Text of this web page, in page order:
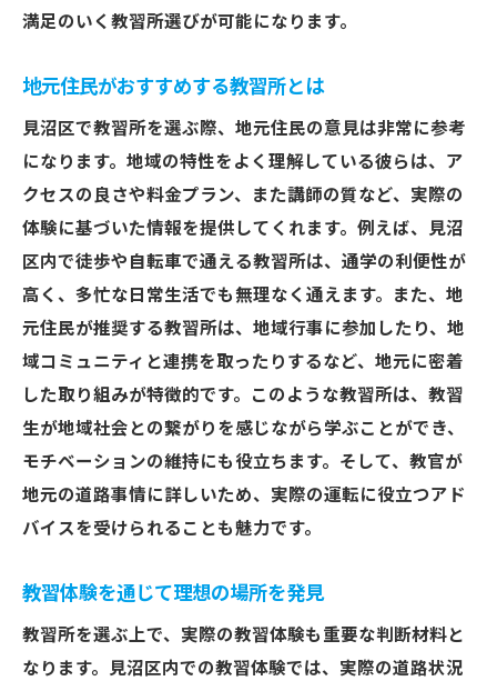
満足のいく教習所選びが可能になります。
地元住民がおすすめする教習所とは
見沼区で教習所を選ぶ際、地元住民の意見は非常に参考
になります。地域の特性をよく理解している彼らは、ア
クセスの良さや料金プラン、また講師の質など、実際の
体験に基づいた情報を提供してくれます。例えば、見沼
区内で徒歩や自転車で通える教習所は、通学の利便性が
高く、多忙な日常生活でも無理なく通えます。また、地
元住民が推奨する教習所は、地域行事に参加したり、地
域コミュニティと連携を取ったりするなど、地元に密着
した取り組みが特徴的です。このような教習所は、教習
生が地域社会との繋がりを感じながら学ぶことができ、
モチベーションの維持にも役立ちます。そして、教官が
地元の道路事情に詳しいため、実際の運転に役立つアド
バイスを受けられることも魅力です。
教習体験を通じて理想の場所を発見
教習所を選ぶ上で、実際の教習体験も重要な判断材料と
なります。見沼区内での教習体験では、実際の道路状況